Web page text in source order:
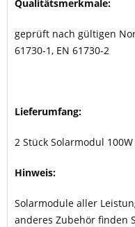
Qualitätsmerkmale:
geprüft nach gültigen
61730-1, EN 61730-2
Lieferumfang:
2 Stück Solarmodul
Hinweis:
Solarmodule aller
anderes Zubehör finden